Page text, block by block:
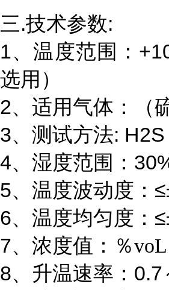
三.技术参数:
1、温度范围：
选用）
2、适用气体：
（
3、测试方法: H2S
4、湿度范围：
5、温度波动度：
6、温度均匀度：
7、浓度值： ％voL
8、升温速率：